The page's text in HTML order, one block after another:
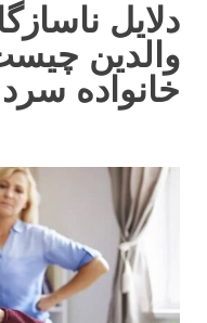
دلایل
والدین
خانواده